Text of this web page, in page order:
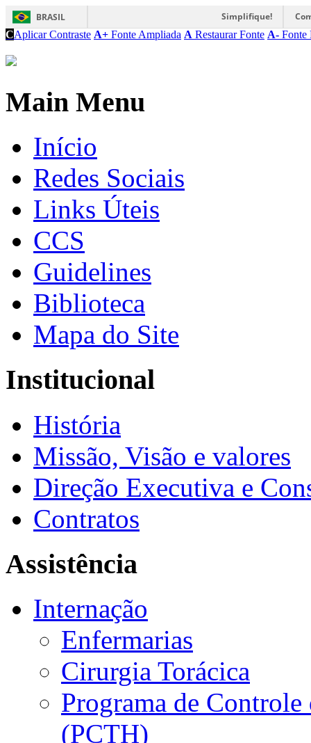
BRASIL Simplifique!
CAplicar Contraste A+ Fonte Ampliada A Restaurar Fonte A- Fonte
Main Menu
Início
Redes Sociais
Links Úteis
CCS
Guidelines
Biblioteca
Mapa do Site
Institucional
História
Missão, Visão e valores
Direção Executiva e
Contratos
Assistência
Internação
Enfermarias
Cirurgia Torácica
Programa de
(PCTH)